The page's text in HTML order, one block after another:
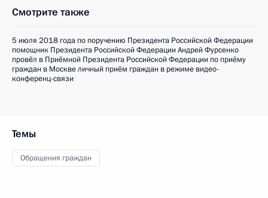
Смотрите также
5 июля 2018 года по поручению Президента Российской Федерации
помощник Президента Российской Федерации Андрей Фурсенко
провёл в Приёмной Президента Российской Федерации по приёму
граждан в Москве личный приём граждан в режиме видео-
конференц-связи
Темы
Обращения граждан